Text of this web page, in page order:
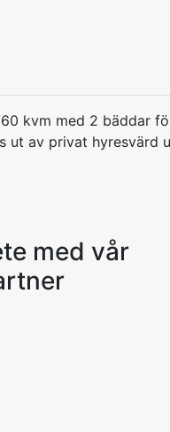
kvm med 2 bäddar
ut av privat hyresvärd
med vår